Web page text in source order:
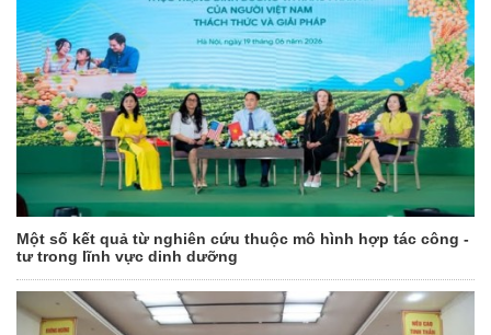
Một số kết quả từ nghiên cứu thuộc mô hình hợp tác công -
tư trong lĩnh vực dinh dưỡng